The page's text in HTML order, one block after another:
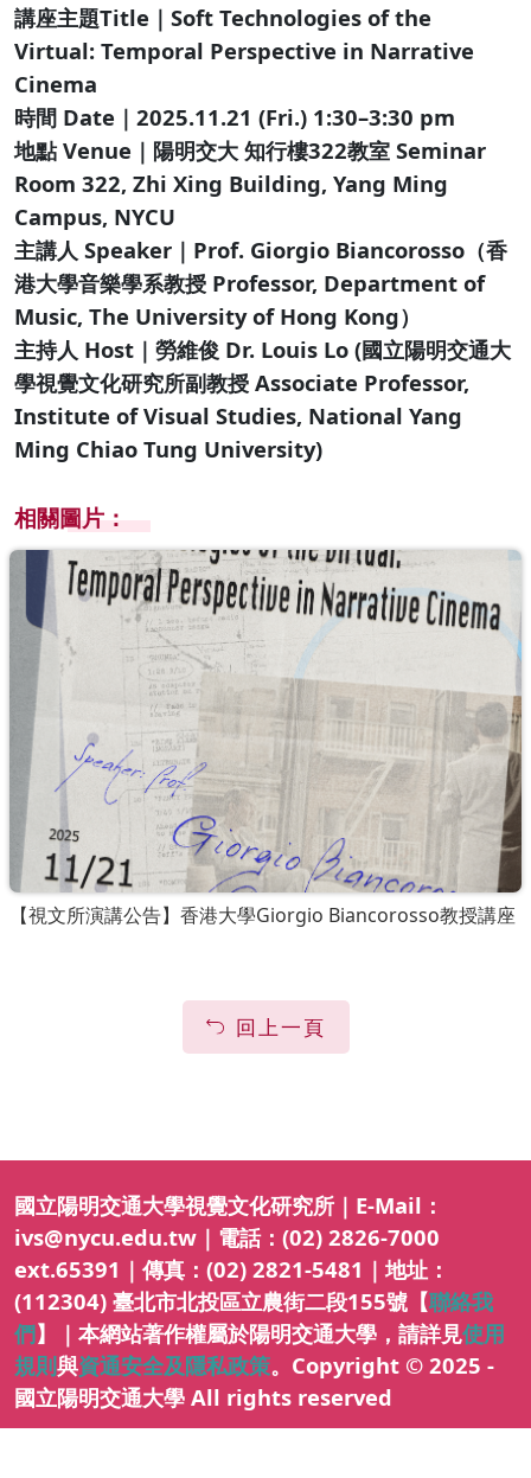
講座主題Title｜Soft Technologies of the
Virtual: Temporal Perspective in Narrative
Cinema
時間 Date｜2025.11.21 (Fri.) 1:30–3:30 pm
地點 Venue｜陽明交大 知行樓322教室 Seminar
Room 322, Zhi Xing Building, Yang Ming
Campus, NYCU
主講人 Speaker｜Prof. Giorgio Biancorosso（香
港大學音樂學系教授 Professor, Department of
Music, The University of Hong Kong）
主持人 Host｜勞維俊 Dr. Louis Lo (國立陽明交通大
學視覺文化研究所副教授 Associate Professor,
Institute of Visual Studies, National Yang
Ming Chiao Tung University)
相關圖片：
【視文所演講公告】香港大學Giorgio Biancorosso教授講座
回上一頁
國立陽明交通大學視覺文化研究所｜E-Mail：
ivs@nycu.edu.tw｜電話：(02) 2826-7000
ext.65391｜傳真：(02) 2821-5481｜地址：
(112304) 臺北市北投區立農街二段155號【聯絡我
們】｜本網站著作權屬於陽明交通大學，請詳見使用
規則與資通安全及隱私政策。Copyright © 2025 -
國立陽明交通大學 All rights reserved